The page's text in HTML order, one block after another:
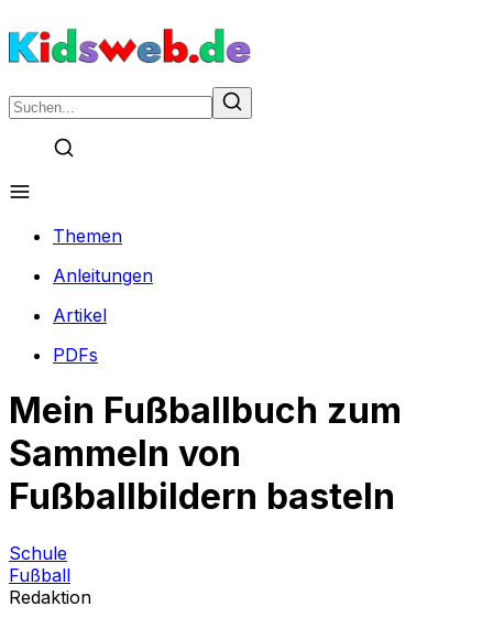
Themen
Anleitungen
Artikel
PDFs
Mein Fußballbuch zum
Sammeln von
Fußballbildern basteln
Schule
Fußball
Redaktion